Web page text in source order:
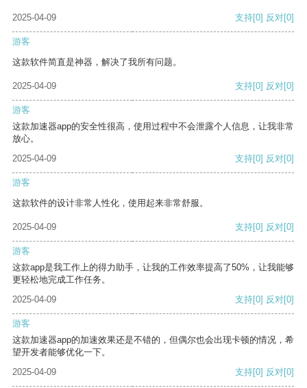
2025-04-09 支持[0] 反对[0]
游客
这款软件简直是神器，解决了我所有问题。
2025-04-09 支持[0] 反对[0]
游客
这款加速器app的安全性很高，使用过程中不会泄露个人信息，让我非常
放心。
2025-04-09
支持[0] 反对[0]
游客
这款软件的设计非常人性化，使用起来非常舒服。
2025-04-09 支持[0] 反对[0]
游客
这款app是我工作上的得力助手，让我的工作效率提高了50%，让我能够
更轻松地完成工作任务。
2025-04-09
支持[0] 反对[0]
游客
这款加速器app的加速效果还是不错的，但偶尔也会出现卡顿的情况，希
望开发者能够优化一下。
2025-04-09
支持[0] 反对[0]